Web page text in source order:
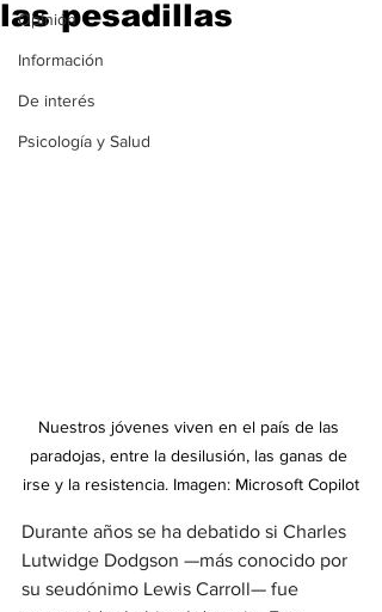
Opinión
Información
De interés
Psicología y Salud
las pesadillas
Nuestros jóvenes viven en el país de las
paradojas, entre la desilusión, las ganas de
irse y la resistencia. Imagen: Microsoft Copilot
Durante años se ha debatido si Charles
Lutwidge Dodgson —más conocido por
su seudónimo Lewis Carroll— fue